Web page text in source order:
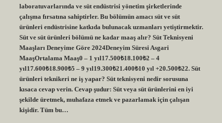
laboratuvarlarında ve süt endüstrisi yönetim şirketlerinde
çalışma fırsatına sahiptirler. Bu bölümün amacı süt ve süt
ürünleri endüstrisine katkıda bulunacak uzmanları yetiştirmektir.
Süt ve süt ürünleri bölümü ne kadar maaş alır? Süt Teknisyeni
Maaşları Deneyime Göre 2024Deneyim Süresi Asgari
MaaşOrtalama Maaş0 – 1 yıl17.500₺18.100₺2 – 4
yıl17.600₺18.900₺5 – 9 yıl19.300₺21.400₺10 yıl +20.500₺22. Süt
ürünleri teknikeri ne iş yapar? Süt teknisyeni nedir sorusuna
kısaca cevap verin. Cevap şudur: Süt veya süt ürünlerini en iyi
şekilde üretmek, muhafaza etmek ve pazarlamak için çalışan
kişidir. Tüm bu…